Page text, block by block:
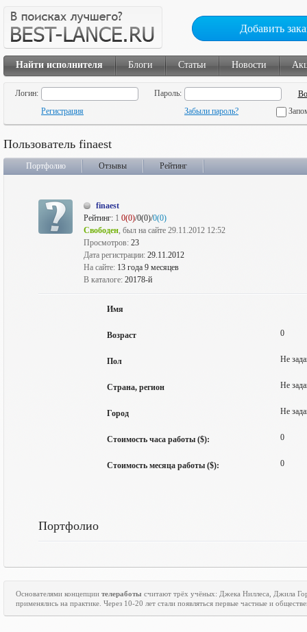
Добавить
Найти исполнителя Блоги Статьи Новости
Логин:
Пароль:
Регистрация
Забыли пароль?
Пользователь finaest
Портфолио Отзывы Рейтинг
finaest
Рейтинг: 1 0(0)/0(0)/0(0)
Свободен, был на сайте 29.11.2012 12:52
Просмотров: 23
Дата регистрации: 29.11.2012
На сайте: 13 года 9 месяцев
В каталоге: 20178-й
Имя
Возраст 0
Пол Не
Страна, регион Не
Город Не
Стоимость часа работы ($): 0
Стоимость месяца работы ($): 0
Портфолио
Основателями концепции телеработы считают трёх учёных: Джека Ниллеса, Джила
применялись на практике. Через 10-20 лет стали появляться первые частные и